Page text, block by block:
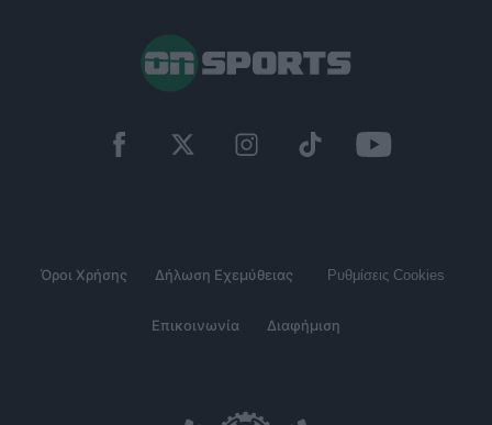
Όροι Χρήσης Δήλωση Εχεμύθειας Ρυθμίσεις Cookies
Επικοινωνία Διαφήμιση